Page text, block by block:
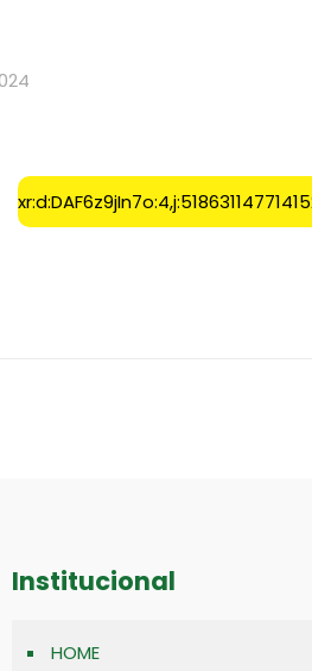
Institucional
HOME